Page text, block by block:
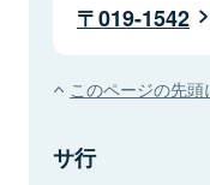
019-1542
このページの先頭
サ行